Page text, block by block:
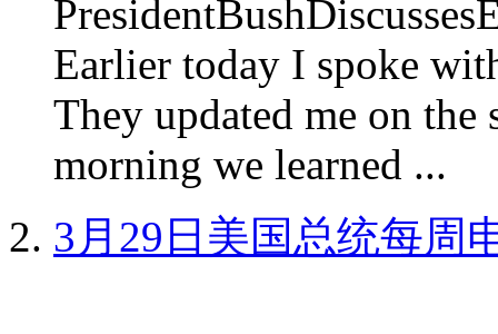
Earlier today I spoke
They updated me on the
morning we learned ...
3月29日美国总统每周